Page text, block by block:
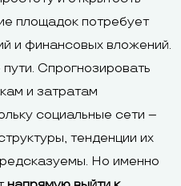
площадок потребует
и финансовых вложений.
Спрогнозировать
и затратам
социальные сети –
тенденции их
Но именно